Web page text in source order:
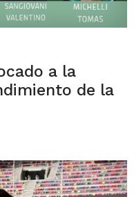
a la
de la